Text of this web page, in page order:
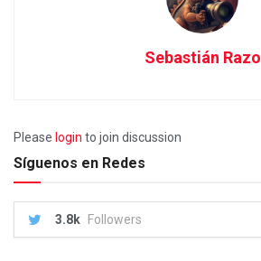
Sebastián Razo
Please login to join discussion
Síguenos en Redes
3.8k Followers